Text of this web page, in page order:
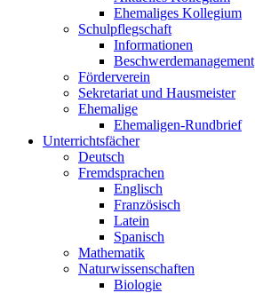
Ehemaliges Kollegium
Schulpflegschaft
Informationen
Beschwerdemanagement
Förderverein
Sekretariat und Hausmeister
Ehemalige
Ehemaligen-Rundbrief
Unterrichtsfächer
Deutsch
Fremdsprachen
Englisch
Französisch
Latein
Spanisch
Mathematik
Naturwissenschaften
Biologie